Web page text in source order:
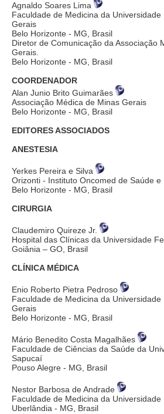
Agnaldo Soares Lima
Faculdade de Medicina da
Gerais
Belo Horizonte - MG, Brasil
Diretor de Comunicação da Associação
Gerais.
Belo Horizonte - MG, Brasil
COORDENADOR
Alan Junio Brito Guimarães
Associação Médica de Minas Gerais
Belo Horizonte - MG, Brasil
EDITORES ASSOCIADOS
ANESTESIA
Yerkes Pereira e Silva
Orizonti - Instituto Oncomed de Saúde e
Belo Horizonte - MG, Brasil
CIRURGIA
Claudemiro Quireze Jr.
Hospital das Clínicas da Universidade
Goiânia – GO, Brasil
CLÍNICA MÉDICA
Enio Roberto Pietra Pedroso
Faculdade de Medicina da
Gerais
Belo Horizonte - MG, Brasil
Mário Benedito Costa Magalhães
Faculdade de Ciências da Saúde da
Sapucaí
Pouso Alegre - MG, Brasil
Nestor Barbosa de Andrade
Faculdade de Medicina da
Uberlândia - MG, Brasil